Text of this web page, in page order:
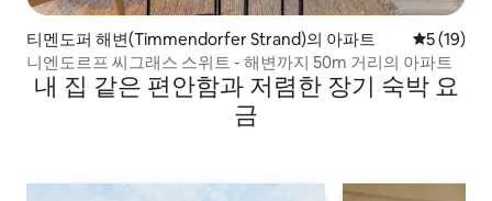
티멘도퍼 해변(Timmendorfer Strand)의 아파트 평점 5점
5 (19)
니엔도르프 씨그래스 스위트 - 해변까지 50m 거리의 아파트
내 집 같은 편안함과 저렴한 장기 숙박 요
금